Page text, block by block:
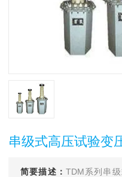
串级式高压试验变
简要描述： TDM系列串